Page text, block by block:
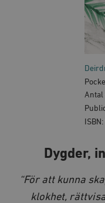
Antal
Dygder,
“För att kunna
klokhet,